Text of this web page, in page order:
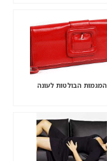
המגמות הבולטות לעונה